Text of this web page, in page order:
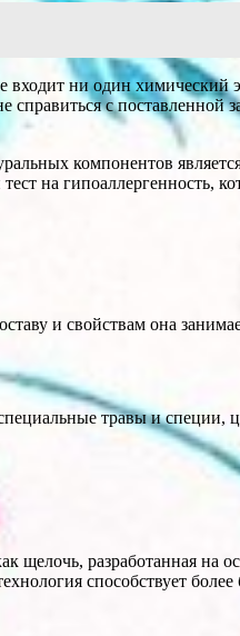
ни один
справиться с
компонентов
на гипоаллергенность,
и свойствам она
травы и специи,
щелочь, разработанная на
способствует